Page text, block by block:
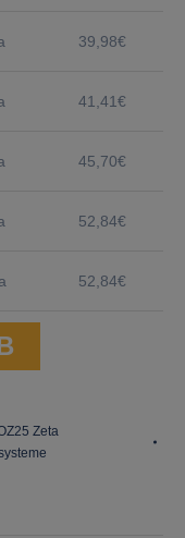
39,98€
41,41€
45,70€
52,84€
52,84€
Zeta